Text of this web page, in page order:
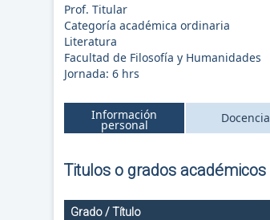
Prof. Titular
Categoría académica ordinaria
Literatura
Facultad de Filosofía y Humanidades
Jornada:6 hrs
Información
personal Docencia
Titulos o grados académicos
Grado / Título